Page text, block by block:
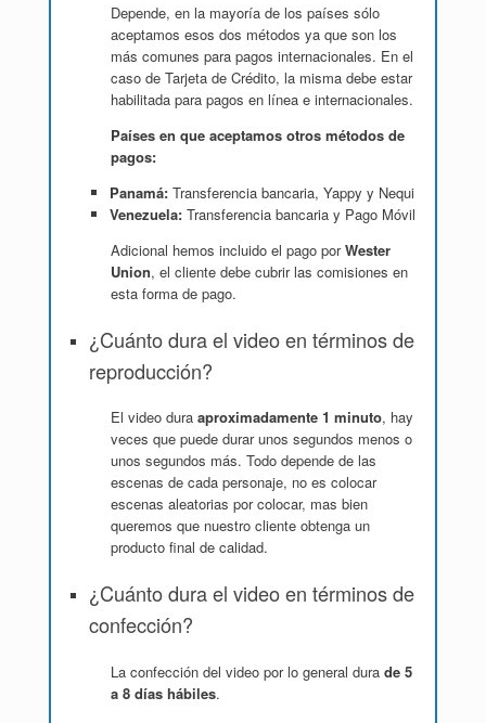
Depende, en la mayoría de los países sólo
aceptamos esos dos métodos ya que son los
más comunes para pagos internacionales. En el
caso de Tarjeta de Crédito, la misma debe estar
habilitada para pagos en línea e internacionales.
Países en que aceptamos otros métodos de
pagos:
Panamá: Transferencia bancaria, Yappy y Nequi
Venezuela: Transferencia bancaria y Pago Móvil
Adicional hemos incluido el pago porWester
Union, el cliente debe cubrir las comisiones en
esta forma de pago.
¿Cuánto dura el video en términos de
reproducción?
El video dura aproximadamente 1 minuto, hay
veces que puede durar unos segundos menos o
unos segundos más. Todo depende de las
escenas de cada personaje, no es colocar
escenas aleatorias por colocar, mas bien
queremos que nuestro cliente obtenga un
producto final de calidad.
¿Cuánto dura el video en términos de
confección?
La confección del video por lo general dura de 5
a 8 días hábiles.